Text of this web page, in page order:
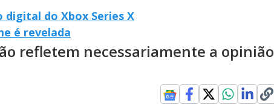
digital do Xbox Series X
é revelada
refletem necessariamente a opinião